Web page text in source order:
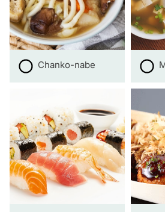
Chanko-nabe